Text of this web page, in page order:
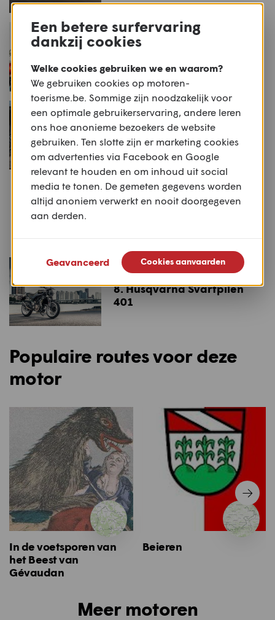
NIEUWS
Royal Enfield One Ride
NIEUWS
Hebbedingetje: Royal
Enfield brengt
schaalmodellen terug
NIEUWS
Het lijstje: Vijf topstukken
van de Stafford Spring Sale
NIEUWS
10 motorfietsen voor 2018:
8. Husqvarna Svartpilen
401
Populaire routes voor deze
motor
In de voetsporen van
het Beest van
Gévaudan
Beieren
Meer motoren
Een betere surfervaring
dankzij cookies
Welke cookies gebruiken we en waarom?
We gebruiken cookies op motoren-
toerisme.be. Sommige zijn noodzakelijk voor
een optimale gebruikerservaring, andere leren
ons hoe anonieme bezoekers de website
gebruiken. Ten slotte zijn er marketing cookies
om advertenties via Facebook en Google
relevant te houden en om inhoud uit social
media te tonen. De gemeten gegevens worden
altijd anoniem verwerkt en nooit doorgegeven
aan derden.
Geavanceerd Cookies aanvaarden